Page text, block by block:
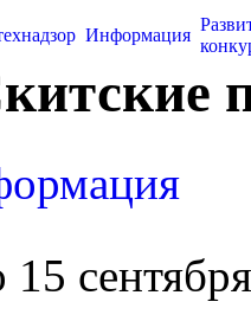
Информация